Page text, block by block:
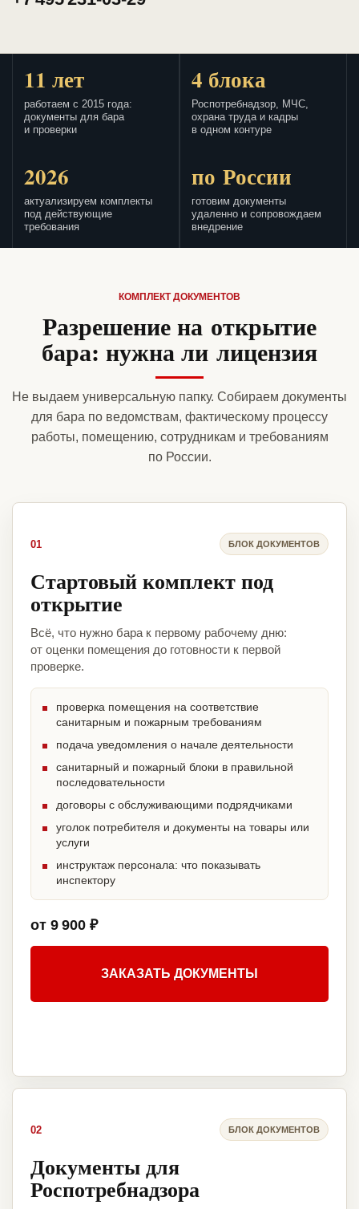
11 лет
работаем с 2015 года:
документы для бара
и проверки
4 блока
Роспотребнадзор, МЧС,
охрана труда и кадры
в одном контуре
2026
актуализируем комплекты
под действующие
требования
по России
готовим документы
удаленно и сопровождаем
внедрение
КОМПЛЕКТ ДОКУМЕНТОВ
Разрешение на открытие
бара: нужна ли лицензия
Не выдаем универсальную папку. Собираем документы
для бара по ведомствам, фактическому процессу
работы, помещению, сотрудникам и требованиям
по России.
01 БЛОК ДОКУМЕНТОВ
Стартовый комплект под
открытие
Всё, что нужно бара к первому рабочему дню:
от оценки помещения до готовности к первой
проверке.
проверка помещения на соответствие
санитарным и пожарным требованиям
подача уведомления о начале деятельности
санитарный и пожарный блоки в правильной
последовательности
договоры с обслуживающими подрядчиками
уголок потребителя и документы на товары или
услуги
инструктаж персонала: что показывать
инспектору
от 9 900 ₽
ЗАКАЗАТЬ ДОКУМЕНТЫ
02 БЛОК ДОКУМЕНТОВ
Документы для
Роспотребнадзора